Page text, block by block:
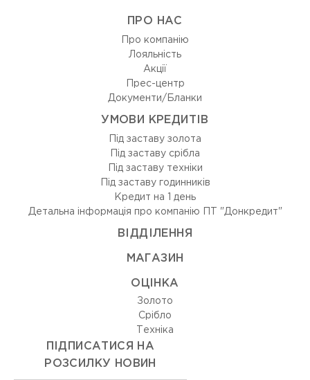
ПРО НАС
Про компанію
Лояльність
Акції
Прес-центр
Документи/Бланки
УМОВИ КРЕДИТІВ
Під заставу золота
Під заставу срібла
Під заставу техніки
Під заставу годинників
Кредит на 1 день
Детальна інформація про компанію ПТ "Донкредит"
ВIДДIЛЕННЯ
МАГАЗИН
ОЦIНКА
Золото
Срiбло
Технiка
ПІДПИСАТИСЯ НА
РОЗСИЛКУ НОВИН